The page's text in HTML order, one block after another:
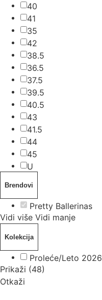
40
41
35
42
38.5
36.5
37.5
39.5
40.5
43
41.5
44
45
U
Brendovi
Pretty Ballerinas
Vidi više Vidi manje
Kolekcija
Proleće/Leto 2026
Prikaži (48)
Otkaži